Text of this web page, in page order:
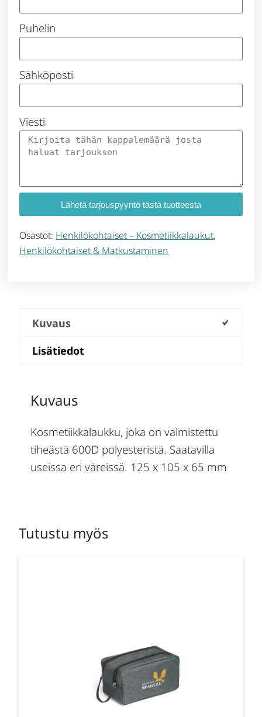
Puhelin
Sähköposti
Viesti
Lähetä tarjouspyyntö tästä tuotteesta
Osastot: Henkilökohtaiset – Kosmetiikkalaukut,
Henkilökohtaiset & Matkustaminen
Kuvaus
Lisätiedot
Kuvaus
Kosmetiikkalaukku, joka on valmistettu
tiheästä 600D polyesteristä. Saatavilla
useissa eri väreissä. 125 x 105 x 65 mm
Tutustu myös